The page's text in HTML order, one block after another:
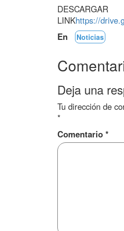
DESCARGAR
LINKhttps://
En
Noticias
Deja una
Tu dirección de
*
Comentario *